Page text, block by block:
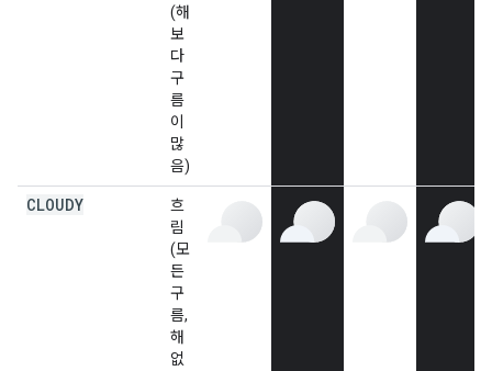
(해
보
다
구
름
이
많
음)
CLOUDY
흐
림
(모
든
구
름,
해
없